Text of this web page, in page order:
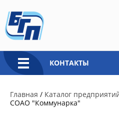
КОНТАКТЫ
Главная / Каталог
СОАО "Коммунарка"